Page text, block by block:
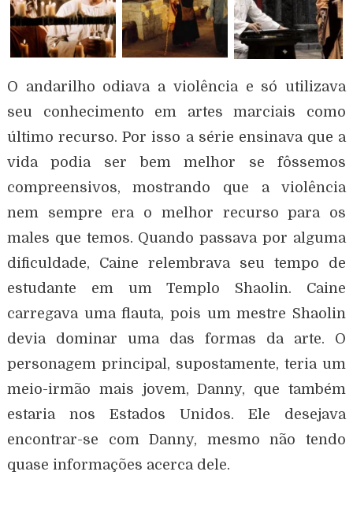
O andarilho odiava a violência e só utilizava
seu conhecimento em artes marciais como
último recurso. Por isso a série ensinava que a
vida podia ser bem melhor se fôssemos
compreensivos, mostrando que a violência
nem sempre era o melhor recurso para os
males que temos. Quando passava por alguma
dificuldade, Caine relembrava seu tempo de
estudante em um Templo Shaolin. Caine
carregava uma flauta, pois um mestre Shaolin
devia dominar uma das formas da arte. O
personagem principal, supostamente, teria um
meio-irmão mais jovem, Danny, que também
estaria nos Estados Unidos. Ele desejava
encontrar-se com Danny, mesmo não tendo
quase informações acerca dele.